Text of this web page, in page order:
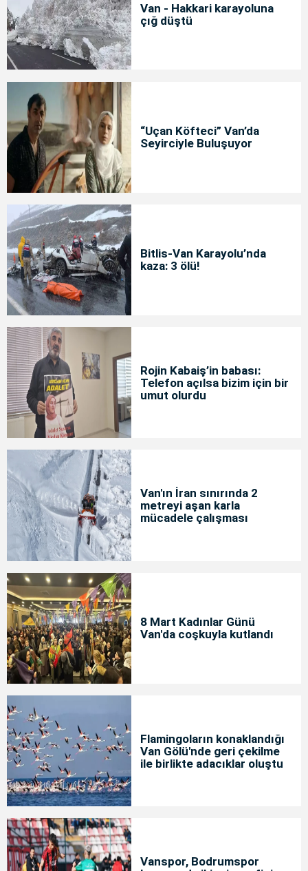
Van - Hakkari karayoluna
çığ düştü
“Uçan Köfteci” Van’da
Seyirciyle Buluşuyor
Bitlis-Van Karayolu’nda
kaza: 3 ölü!
Rojin Kabaiş’in babası:
Telefon açılsa bizim için bir
umut olurdu
Van'ın İran sınırında 2
metreyi aşan karla
mücadele çalışması
8 Mart Kadınlar Günü
Van'da coşkuyla kutlandı
Flamingoların konaklandığı
Van Gölü'nde geri çekilme
ile birlikte adacıklar oluştu
Vanspor, Bodrumspor